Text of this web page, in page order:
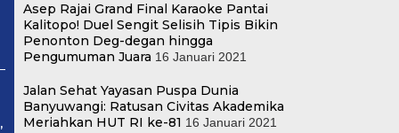
Asep Rajai Grand Final Karaoke Pantai
Kalitopo! Duel Sengit Selisih Tipis Bikin
Penonton Deg-degan hingga
Pengumuman Juara 16 Januari 2021
Jalan Sehat Yayasan Puspa Dunia
Banyuwangi: Ratusan Civitas Akademika
Meriahkan HUT RI ke-81 16 Januari 2021